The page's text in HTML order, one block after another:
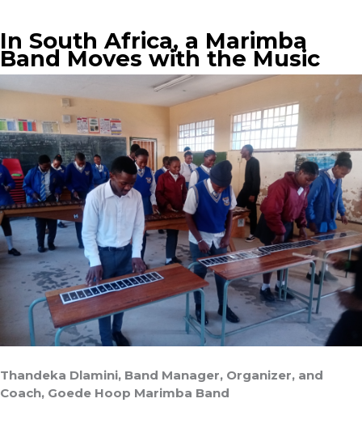
In South Africa, a Marimba
Band Moves with the Music
Thandeka Dlamini, Band Manager, Organizer, and
Coach, Goede Hoop Marimba Band